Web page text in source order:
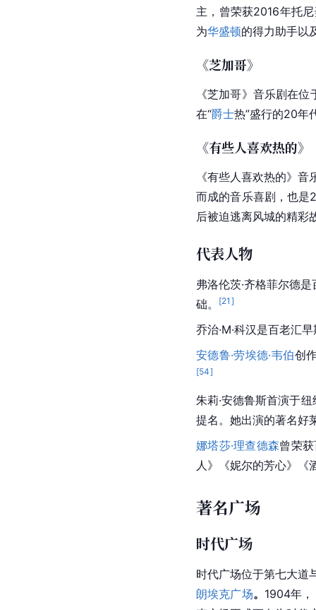
主，曾荣获2016年托
为华盛顿的得力助手以
《芝加哥》
《芝加哥》音乐剧在位
在“爵士热”盛行的20年
《有些人喜欢热的》
《有些人喜欢热的》音
而成的音乐喜剧，也是
后被迫逃离风城的精彩
代表人物
弗洛伦茨·齐格菲尔德
础。
[21 ]
乔治·M·科汉是百老汇
安德鲁·劳埃德·韦伯创
[54]
朱莉·安德鲁斯首演于纽
提名。她出演的著名好
娜塔莎·理查德森曾荣
人 》《妮尔的芳心》《
著名广场
时代广场
时代广场位于第七大道
朗埃克广场。 1904年，